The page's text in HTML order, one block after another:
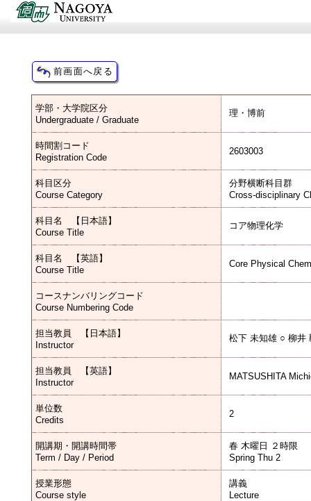
学部・大学院区分
Undergraduate / Graduate
理・博前
時間割コード
Registration Code
2603003
科目区分
Course Category
分野横断科目群
Cross-disciplinary
科目名 【日本語】
Course Title
コア物理化学
科目名 【英語】
Course Title
Core Physical
コースナンバリングコード
Course Numbering Code
担当教員 【日本語】
Instructor
松下 未知雄 ○ 柳井
担当教員 【英語】
Instructor
MATSUSHITA
単位数
Credits
2
開講期・開講時間帯
Term / Day / Period
春 木曜日 ２時限
Spring Thu 2
授業形態
Course style
講義
Lecture